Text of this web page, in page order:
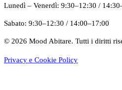
Lunedì – Venerdì: 9:30–12:30 /
Sabato: 9:30–12:30 / 14:00–17:00
© 2026 Mood Abitare. Tutti i diritti
Privacy e Cookie Policy